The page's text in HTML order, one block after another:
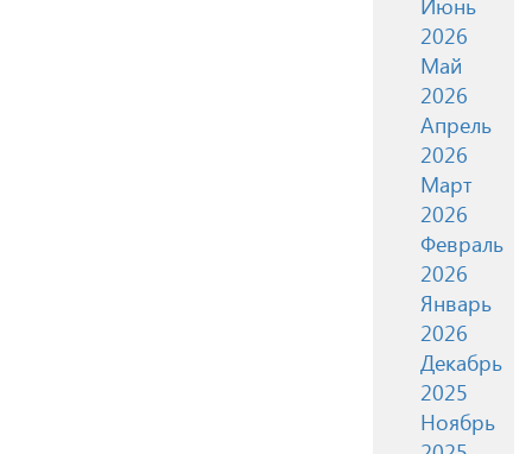
2026
Май
2026
Апрель
2026
Март
2026
Февраль
2026
Январь
2026
Декабрь
2025
Ноябрь